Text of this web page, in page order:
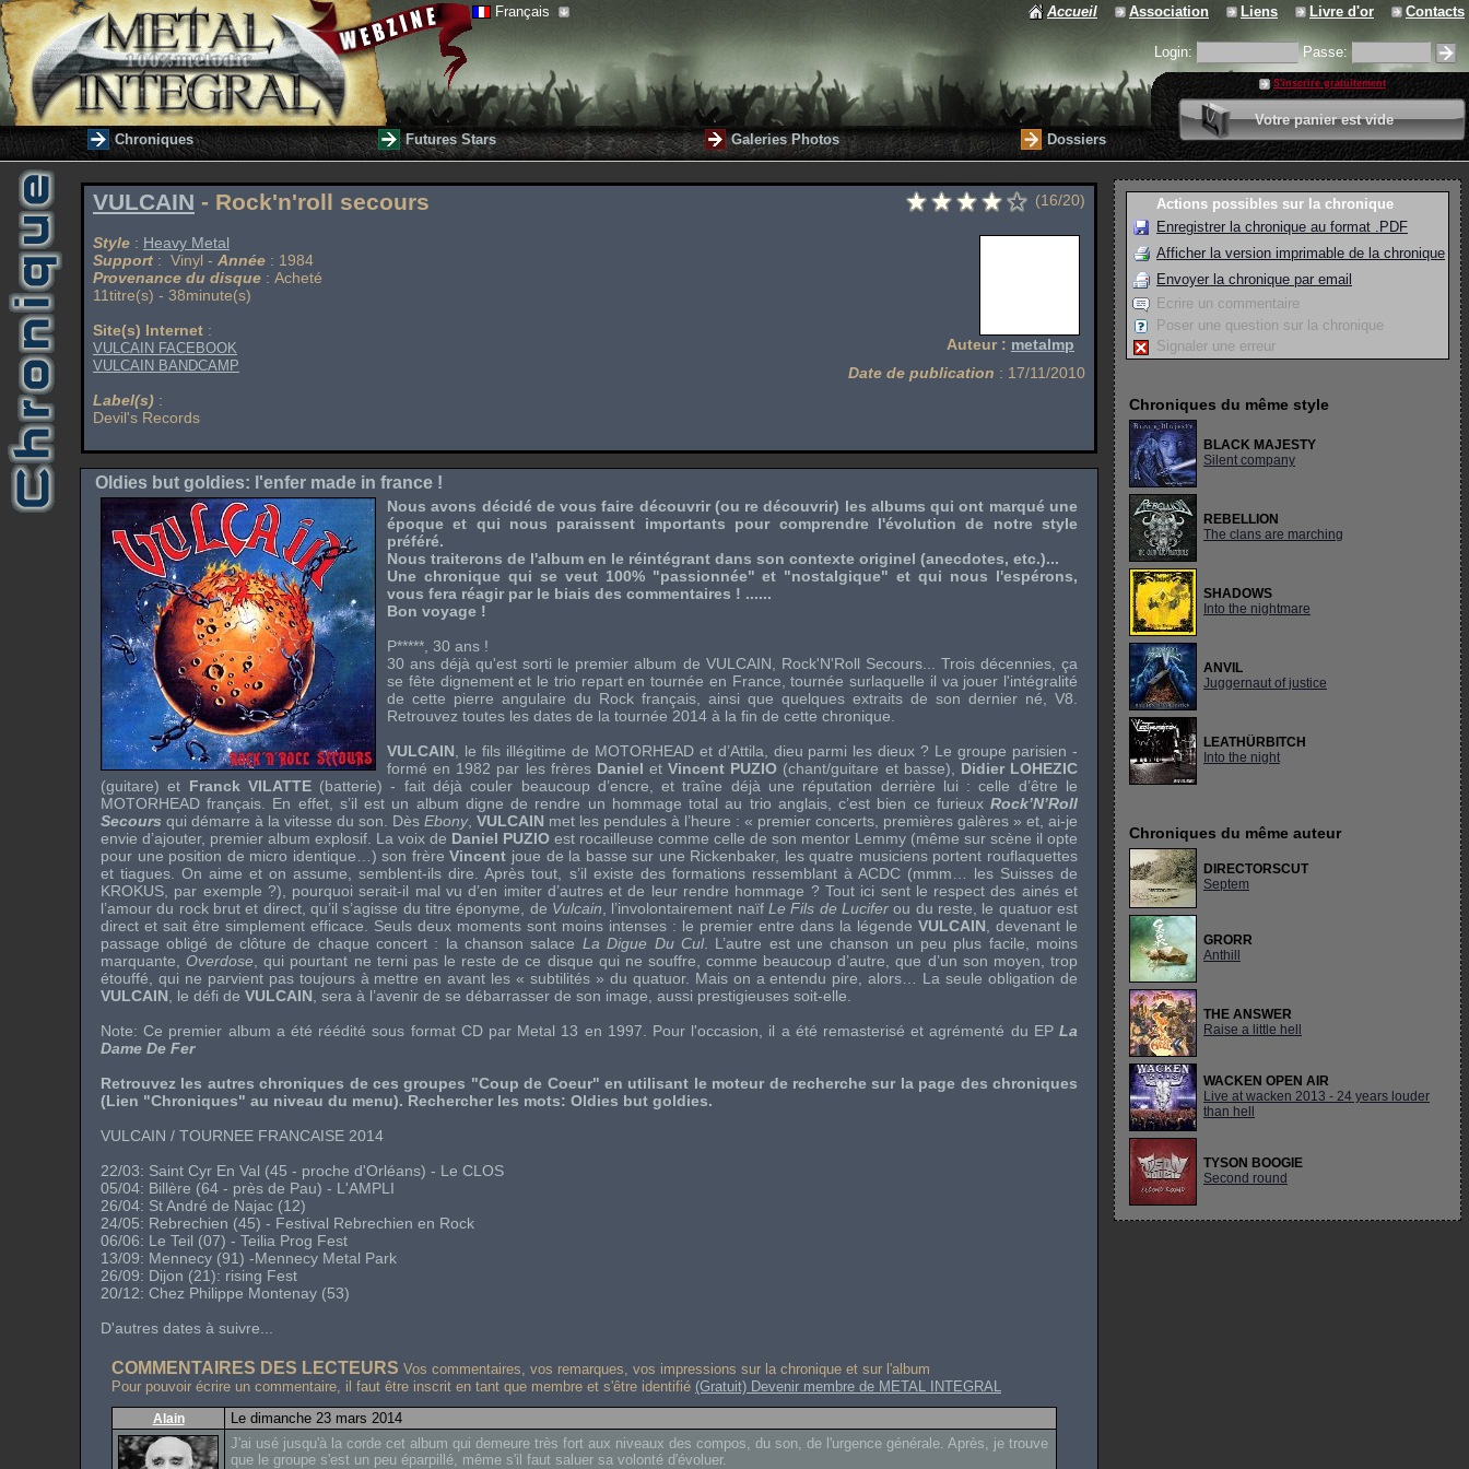
Français Accueil Association Liens Livre d'or Contacts
Login: Passe:
S'inscrire gratuitement
Votre panier est vide
0 article
Valider votre panier
Chroniques Futures Stars Galeries Photos Dossiers
VULCAIN - Rock'n'roll secours
Style : Heavy Metal
Support : Vinyl - Année : 1984
Provenance du disque : Acheté
11titre(s) - 38minute(s)
Site(s) Internet :
VULCAIN FACEBOOK
VULCAIN BANDCAMP
Label(s) :
Devil's Records
(16/20)
Auteur : metalmp
Date de publication : 17/11/2010
Oldies but goldies: l'enfer made in france !
Nous avons décidé de vous faire découvrir (ou re découvrir) les albums qui ont marqué une
époque et qui nous paraissent importants pour comprendre l'évolution de notre style
préféré.
Nous traiterons de l'album en le réintégrant dans son contexte originel (anecdotes, etc.)...
Une chronique qui se veut 100% "passionnée" et "nostalgique" et qui nous l'espérons,
vous fera réagir par le biais des commentaires ! ......
Bon voyage !
P*****, 30 ans !
30 ans déjà qu'est sorti le premier album de VULCAIN, Rock'N'Roll Secours... Trois décennies, ça
se fête dignement et le trio repart en tournée en France, tournée surlaquelle il va jouer l'intégralité
de cette pierre angulaire du Rock français, ainsi que quelques extraits de son dernier né, V8.
Retrouvez toutes les dates de la tournée 2014 à la fin de cette chronique.
VULCAIN , le fils illégitime de MOTORHEAD et d’Attila, dieu parmi les dieux ? Le groupe parisien -
formé en 1982 par les frères DanieletVincent PUZIO (chant/guitare et basse), Didier LOHEZIC
(guitare) et Franck VILATTE (batterie) - fait déjà couler beaucoup d’encre, et traîne déjà une réputation derrière lui : celle d’être le
MOTORHEADfrançais. En effet, s’il est un album digne de rendre un hommage total au trio anglais, c’est bien ce furieuxRock’N’Roll
Secours qui démarre à la vitesse du son. Dès Ebony, VULCAIN met les pendules à l’heure : « premier concerts, premières galères » et, ai-je
envie d’ajouter, premier album explosif. La voix de Daniel PUZIO est rocailleuse comme celle de son mentor Lemmy (même sur scène il opte
pour une position de micro identique…) son frèreVincent joue de la basse sur une Rickenbaker, les quatre musiciens portent rouflaquettes
et tiagues. On aime et on assume, semblent-ils dire. Après tout, s’il existe des formations ressemblant à ACDC (mmm… les Suisses de
KROKUS , par exemple ?), pourquoi serait-il mal vu d’en imiter d’autres et de leur rendre hommage ? Tout ici sent le respect des ainés et
l’amour du rock brut et direct, qu’il s’agisse du titre éponyme, de Vulcain , l’involontairement naïf Le Fils de Luciferou du reste, le quatuor est
direct et sait être simplement efficace. Seuls deux moments sont moins intenses : le premier entre dans la légende VULCAIN , devenant le
passage obligé de clôture de chaque concert : la chanson salace La Digue Du Cul. L’autre est une chanson un peu plus facile, moins
marquante, Overdose , qui pourtant ne terni pas le reste de ce disque qui ne souffre, comme beaucoup d’autre, que d’un son moyen, trop
étouffé, qui ne parvient pas toujours à mettre en avant les « subtilités » du quatuor. Mais on a entendu pire, alors… La seule obligation de
VULCAIN , le défi de VULCAIN , sera à l’avenir de se débarrasser de son image, aussi prestigieuses soit-elle.
Note: Ce premier album a été réédité sous format CD par Metal 13 en 1997. Pour l'occasion, il a été remasterisé et agrémenté du EPLa
Dame De Fer
Retrouvez les autres chroniques de ces groupes "Coup de Coeur" en utilisant le moteur de recherche sur la page des chroniques
(Lien "Chroniques" au niveau du menu). Rechercher les mots: Oldies but goldies.
VULCAIN / TOURNEE FRANCAISE 2014
22/03: Saint Cyr En Val (45 - proche d'Orléans) - Le CLOS
05/04: Billère (64 - près de Pau) - L'AMPLI
26/04: St André de Najac (12)
24/05: Rebrechien (45) - Festival Rebrechien en Rock
06/06: Le Teil (07) - Teilia Prog Fest
13/09: Mennecy (91) -Mennecy Metal Park
26/09: Dijon (21): rising Fest
20/12: Chez Philippe Montenay (53)
D'autres dates à suivre...
COMMENTAIRES DES LECTEURS Vos commentaires, vos remarques, vos impressions sur la chronique et sur l'album
Pour pouvoir écrire un commentaire, il faut être inscrit en tant que membre et s'être identifié (Gratuit) Devenir membre de METAL INTEGRAL
Alain
Le dimanche 23 mars 2014
J'ai usé jusqu'à la corde cet album qui demeure très fort aux niveaux des compos, du son, de l'urgence générale. Après, je trouve
que le groupe s'est un peu éparpillé, même s'il faut saluer sa volonté d'évoluer.
Actions possibles sur la chronique
Enregistrer la chronique au format .PDF
Afficher la version imprimable de la chronique
Envoyer la chronique par email
Ecrire un commentaire
Poser une question sur la chronique
Signaler une erreur
Chroniques du même style
BLACK MAJESTY
Silent company
REBELLION
The clans are marching
SHADOWS
Into the nightmare
ANVIL
Juggernaut of justice
LEATHÜRBITCH
Into the night
Chroniques du même auteur
DIRECTORSCUT
Septem
GRORR
Anthill
THE ANSWER
Raise a little hell
WACKEN OPEN AIR
Live at wacken 2013 - 24 years louder
than hell
TYSON BOOGIE
Second round